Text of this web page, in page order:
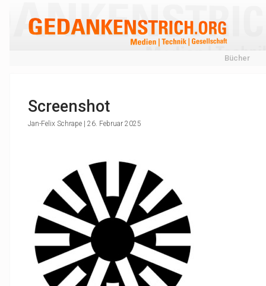
Bücher
Screenshot
Jan-Felix Schrape | 26. Februar 2025